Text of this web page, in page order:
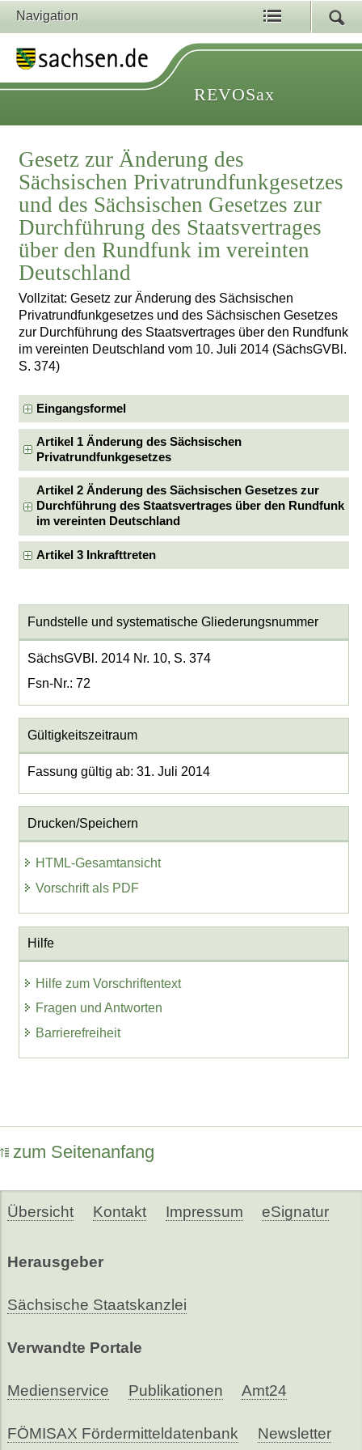
Navigation
REVOSax
Gesetz zur Änderung des
Sächsischen Privatrundfunkgesetzes
und des Sächsischen Gesetzes zur
Durchführung des Staatsvertrages
über den Rundfunk im vereinten
Deutschland
Vollzitat: Gesetz zur Änderung des Sächsischen
Privatrundfunkgesetzes und des Sächsischen Gesetzes
zur Durchführung des Staatsvertrages über den Rundfunk
im vereinten Deutschland vom 10. Juli 2014 (SächsGVBl.
S. 374)
Eingangsformel
Artikel 1 Änderung des Sächsischen
Privatrundfunkgesetzes
Artikel 2 Änderung des Sächsischen Gesetzes zur
Durchführung des Staatsvertrages über den Rundfunk
im vereinten Deutschland
Artikel 3 Inkrafttreten
Fundstelle und systematische Gliederungsnummer
SächsGVBl. 2014 Nr. 10, S. 374
Fsn-Nr.: 72
Gültigkeitszeitraum
Fassung gültig ab: 31. Juli 2014
Drucken/Speichern
HTML-Gesamtansicht
Vorschrift als PDF
Hilfe
Hilfe zum Vorschriftentext
Fragen und Antworten
Barrierefreiheit
zum Seitenanfang
Übersicht Kontakt Impressum eSignatur
Herausgeber
Sächsische Staatskanzlei
Verwandte Portale
Medienservice Publikationen Amt24
FÖMISAX Fördermitteldatenbank Newsletter